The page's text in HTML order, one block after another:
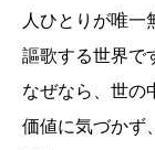
人ひとりが唯一
謳歌する世界で
なぜなら、世の
価値に気づかず